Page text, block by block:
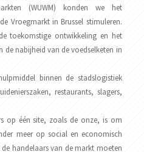
(WUWM) konden we het
Vroegmarkt in Brussel stimuleren.
toekomstige ontwikkeling en het
de nabijheid van de voedselketen in
binnen de stadslogistiek
restaurants, slagers,
op één site, zoals de onze, is om
meer op social en economisch
handelaars van de markt moeten